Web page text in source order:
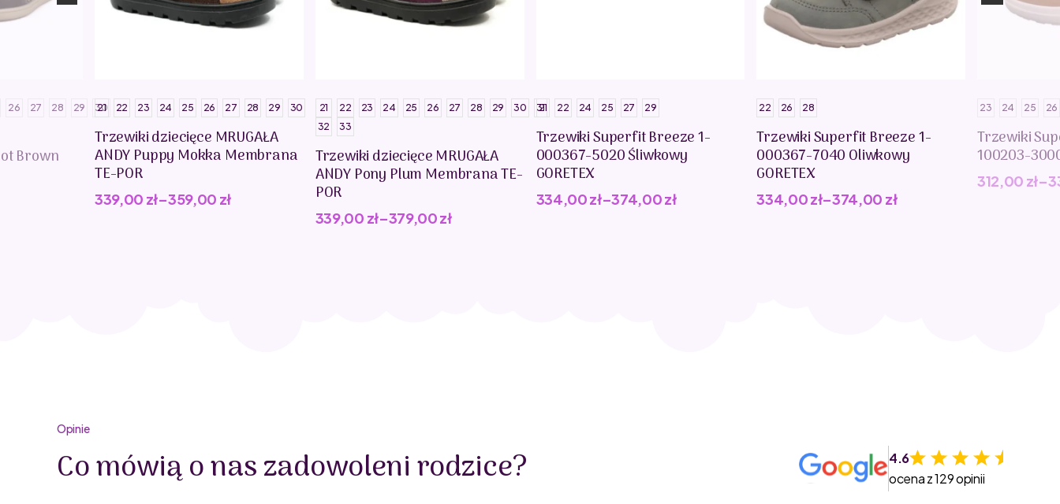
26 27 28 29 30
Brown
21 22 23 24 25 26 27 28 29 30
Trzewiki dziecięce MRUGAŁA
ANDY Puppy Mokka Membrana
TE-POR
339,00 zł–359,00 zł
21 22 23 24 25 26 27 28 29 30
31
32
33
Trzewiki dziecięce MRUGAŁA
ANDY Pony Plum Membrana TE-
POR
339,00 zł–379,00zł
21 22 24 25 27 29
Trzewiki Superfit Breeze 1-
000367-5020 Śliwkowy
GORETEX
334,00zł–374,00zł
22 26 28
Trzewiki Superfit Breeze 1-
000367-7040 Oliwkowy
GORETEX
334,00zł–374,00 zł
23 24 25 26
Trzewiki
100203-
312,00 zł–
Opinie
Co mówią o nas zadowoleni rodzice?
4.6
ocena z 129 opinii